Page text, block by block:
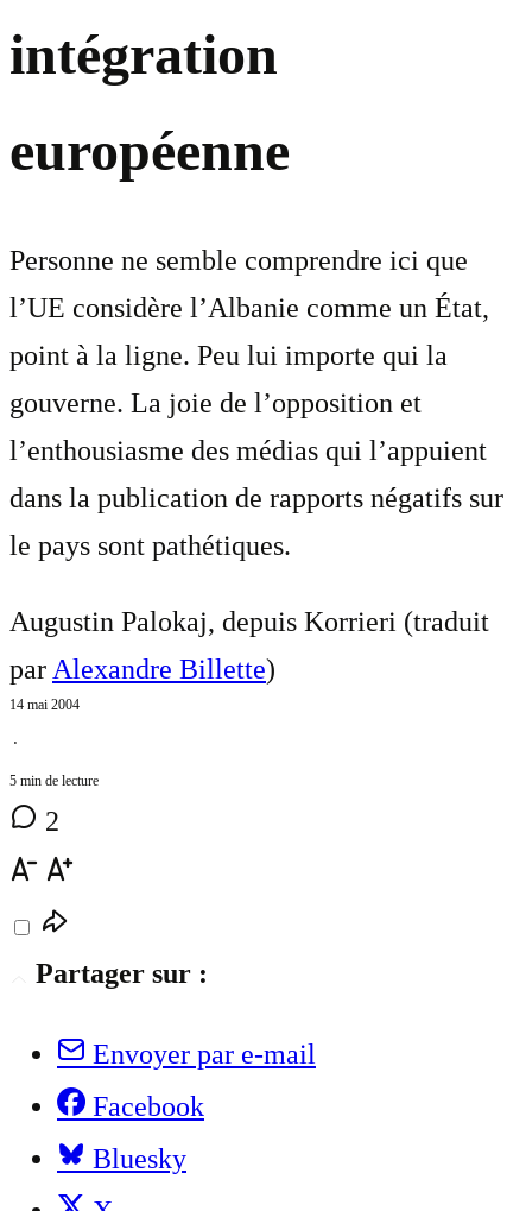
intégration
européenne
Personne ne semble comprendre ici que
l’UE considère l’Albanie comme un État,
point à la ligne. Peu lui importe qui la
gouverne. La joie de l’opposition et
l’enthousiasme des médias qui l’appuient
dans la publication de rapports négatifs sur
le pays sont pathétiques.
Augustin Palokaj, depuis Korrieri (traduit
parAlexandre Billette)
14 mai 2004
⋅
5 min de lecture
2
Partager sur :
Envoyer par e-mail
Facebook
Bluesky